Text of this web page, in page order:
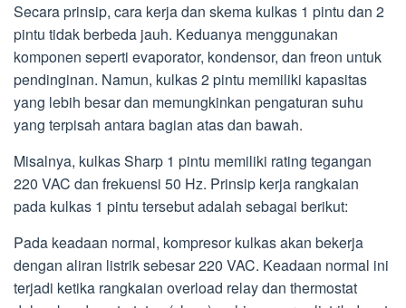
Secara prinsip, cara kerja dan skema kulkas 1 pintu dan 2
pintu tidak berbeda jauh. Keduanya menggunakan
komponen seperti evaporator, kondensor, dan freon untuk
pendinginan. Namun, kulkas 2 pintu memiliki kapasitas
yang lebih besar dan memungkinkan pengaturan suhu
yang terpisah antara bagian atas dan bawah.
Misalnya, kulkas Sharp 1 pintu memiliki rating tegangan
220 VAC dan frekuensi 50 Hz. Prinsip kerja rangkaian
pada kulkas 1 pintu tersebut adalah sebagai berikut:
Pada keadaan normal, kompresor kulkas akan bekerja
dengan aliran listrik sebesar 220 VAC. Keadaan normal ini
terjadi ketika rangkaian overload relay dan thermostat